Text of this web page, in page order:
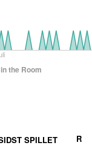
the Room
SPILLET R